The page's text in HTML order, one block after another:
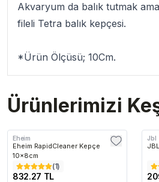
Akvaryum da balık tutmak
fileli Tetra balık kepçesi.
*Ürün Ölçüsü; 10Cm.
Ürünlerimizi
Eheim
Eheim RapidCleaner Kepçe
10x8cm
(1)
832.27 TL
Jbl